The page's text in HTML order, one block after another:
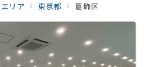
リア 東京都 葛飾区